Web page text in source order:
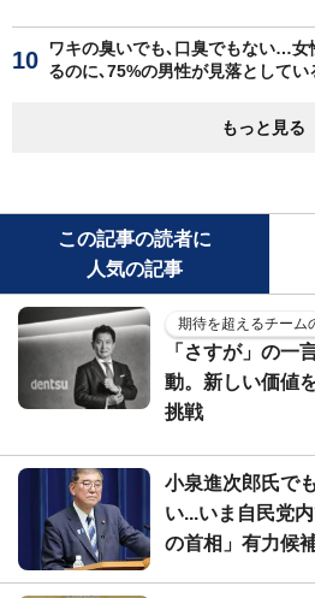
ワキの臭いでも､口臭でもない…女
るのに､75%の男性が見落として
もっと見る
この記事の読者に
人気の記事
期待を超えるチーム
「さすが」の一
動。新しい価値
挑戦
小泉進次郎氏で
い...いま自民党
の首相」有力候